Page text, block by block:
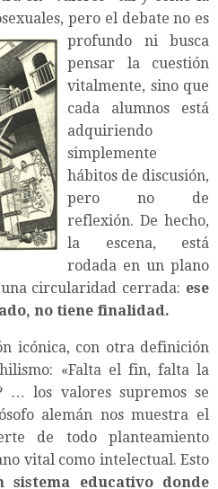
pero el debate no es
profundo ni busca
pensar la cuestión
vitalmente, sino que
cada alumnos está
adquiriendo
simplemente
hábitos de discusión,
pero no de
reflexión. De hecho,
la escena, está
rodada en un plano
circularidad cerrada: ese
no tiene finalidad.
icónica, con otra definición
«Falta el fin, falta la
… los valores supremos se
alemán nos muestra el
de todo planteamiento
vital como intelectual. Esto
sistema educativo donde